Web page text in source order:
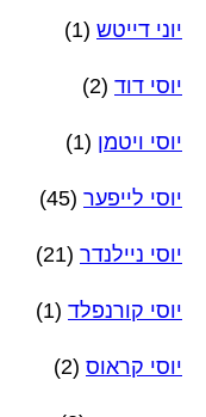
יוני דייטש (1)
יוסי דוד (2)
יוסי ויטמן (1)
יוסי לייפער (45)
יוסי ניילנדר (21)
יוסי קורנפלד (1)
יוסי קראוס (2)